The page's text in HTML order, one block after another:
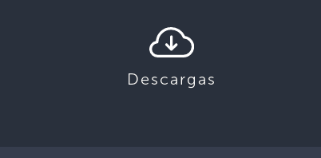
Descargas